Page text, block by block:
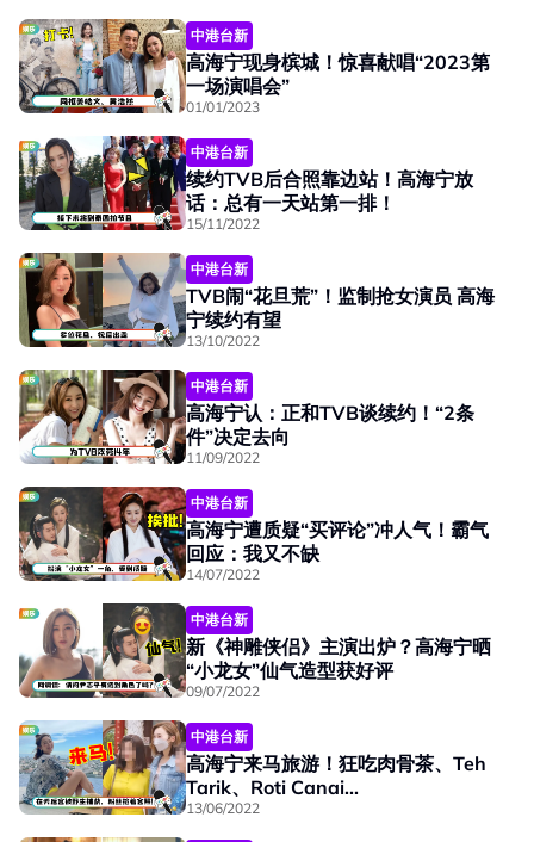
中港台新
高海宁现身槟城！惊喜献唱“2023第
一场演唱会”
01/01/2023
中港台新
续约TVB后合照靠边站！高海宁放
话：总有一天站第一排！
15/11/2022
中港台新
TVB闹“花旦荒”！监制抢女演员 高海
宁续约有望
13/10/2022
中港台新
高海宁认：正和TVB谈续约！“2条
件”决定去向
11/09/2022
中港台新
高海宁遭质疑“买评论”冲人气！霸气
回应：我又不缺
14/07/2022
中港台新
新《神雕侠侣》主演出炉？高海宁晒
“小龙女”仙气造型获好评
09/07/2022
中港台新
高海宁来马旅游！狂吃肉骨茶、Teh
Tarik、Roti Canai...
13/06/2022